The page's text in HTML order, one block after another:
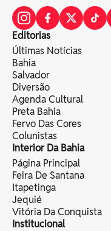
Editorias
Últimas Notícias
Bahia
Salvador
Diversão
Agenda Cultural
Preta Bahia
Fervo Das Cores
Colunistas
Interior Da Bahia
Página Principal
Feira De Santana
Itapetinga
Jequié
Vitória Da Conquista
Institucional